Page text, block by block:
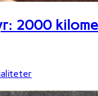
2000